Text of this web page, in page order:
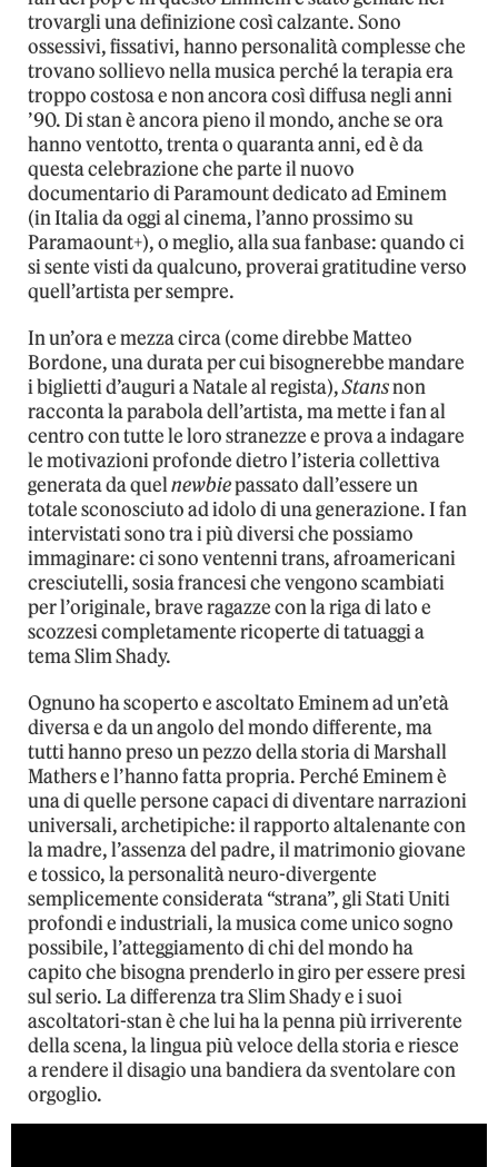
trovargli una definizione così calzante. Sono
ossessivi, fissativi, hanno personalità complesse che
trovano sollievo nella musica perché la terapia era
troppo costosa e non ancora così diffusa negli anni
’90. Di stan è ancora pieno il mondo, anche se ora
hanno ventotto, trenta o quaranta anni, ed è da
questa celebrazione che parte il nuovo
documentario di Paramount dedicato ad Eminem
(in Italia da oggi al cinema, l’anno prossimo su
Paramaount+), o meglio, alla sua fanbase: quando ci
si sente visti da qualcuno, proverai gratitudine verso
quell’artista per sempre.
In un’ora e mezza circa (come direbbe Matteo
Bordone, una durata per cui bisognerebbe mandare
i biglietti d’auguri a Natale al regista),Stansnon
racconta la parabola dell’artista, ma mette i fan al
centro con tutte le loro stranezze e prova a indagare
le motivazioni profonde dietro l’isteria collettiva
generata da quelnewbiepassato dall’essere un
totale sconosciuto ad idolo di una generazione. I fan
intervistati sono tra i più diversi che possiamo
immaginare: ci sono ventenni trans, afroamericani
cresciutelli, sosia francesi che vengono scambiati
per l’originale, brave ragazze con la riga di lato e
scozzesi completamente ricoperte di tatuaggi a
tema Slim Shady.
Ognuno ha scoperto e ascoltato Eminem ad un’età
diversa e da un angolo del mondo differente, ma
tutti hanno preso un pezzo della storia di Marshall
Mathers e l’hanno fatta propria. Perché Eminem è
una di quelle persone capaci di diventare narrazioni
universali, archetipiche: il rapporto altalenante con
la madre, l’assenza del padre, il matrimonio giovane
e tossico, la personalità neuro-divergente
semplicemente considerata “strana”, gli Stati Uniti
profondi e industriali, la musica come unico sogno
possibile, l’atteggiamento di chi del mondo ha
capito che bisogna prenderlo in giro per essere presi
sul serio. La differenza tra Slim Shady e i suoi
ascoltatori-stan è che lui ha la penna più irriverente
della scena, la lingua più veloce della storia e riesce
a rendere il disagio una bandiera da sventolare con
orgoglio.